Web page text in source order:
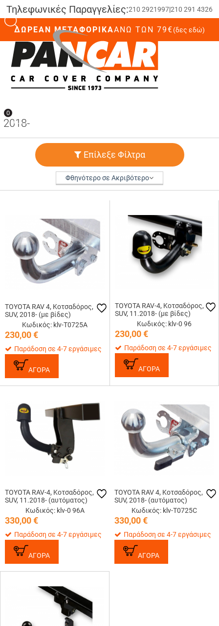
Τηλεφωνικές Παραγγελίες:210 2921997|210 291 4326
ΔΩΡΕΑΝ ΜΕΤΑΦΟΡΙΚΑΆΝΩ ΤΩΝ 79€(δες εδώ)
0
2018-
Επίλεξε Φίλτρα
Φθηνότερο σε Ακριβότερο
TOYOTA RAV 4, Κοτσαδόρος,
SUV, 2018- (με βίδες)
Κωδικός: klv-T0725A
230,00€
Παράδοση σε 4-7 εργάσιμες
ΑΓΟΡΑ
TOYOTA RAV-4, Κοτσαδόρος,
SUV, 11.2018- (με βίδες)
Κωδικός: klv-0 96
230,00€
Παράδοση σε 4-7 εργάσιμες
ΑΓΟΡΑ
TOYOTA RAV-4, Κοτσαδόρος,
SUV, 11.2018- (αυτόματος)
Κωδικός: klv-0 96A
330,00€
Παράδοση σε 4-7 εργάσιμες
ΑΓΟΡΑ
TOYOTA RAV 4, Κοτσαδόρος,
SUV, 2018- (αυτόματος)
Κωδικός: klv-T0725C
330,00€
Παράδοση σε 4-7 εργάσιμες
ΑΓΟΡΑ